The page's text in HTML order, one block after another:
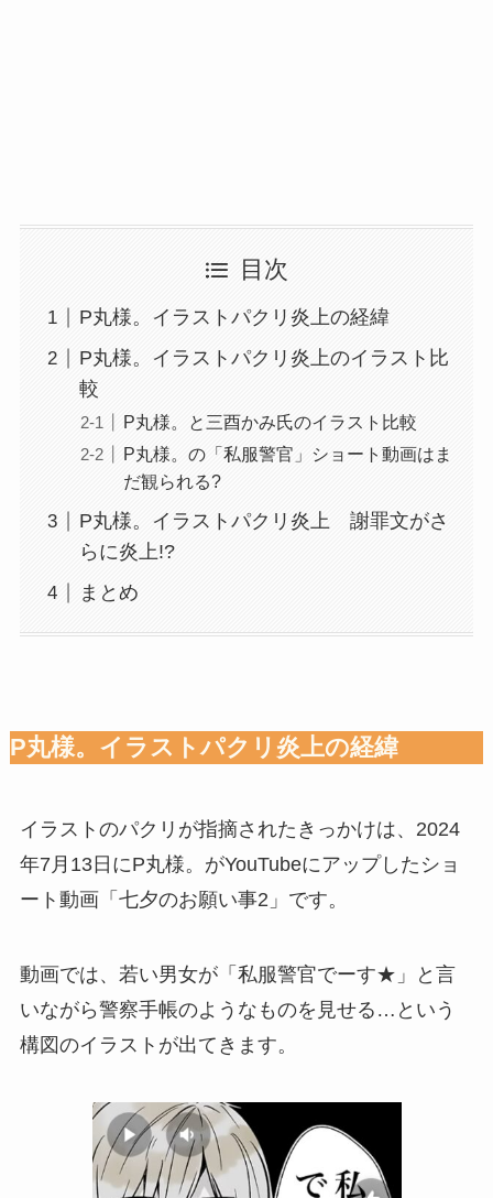
目次
P丸様。イラストパクリ炎上の経緯
P丸様。イラストパクリ炎上のイラスト比
較
P丸様。と三酉かみ氏のイラスト比較
P丸様。の「私服警官」ショート動画はま
だ観られる?
P丸様。イラストパクリ炎上 謝罪文がさ
らに炎上!?
まとめ
P丸様。イラストパクリ炎上の経緯
イラストのパクリが指摘されたきっかけは、2024
年7月13日にP丸様。がYouTubeにアップしたショ
ート動画「七夕のお願い事2」です。
動画では、若い男女が「私服警官でーす★」と言
いながら警察手帳のようなものを見せる…という
構図のイラストが出てきます。